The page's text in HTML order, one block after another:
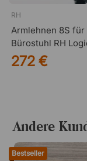
RH
Armlehnen 8S für
Bürostuhl RH
272 €
Andere
Bestseller